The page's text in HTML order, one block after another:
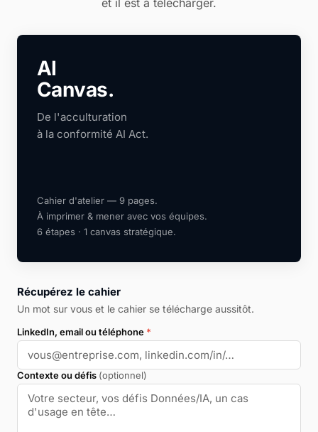
et il est à télécharger.
AI
Canvas.
De l'acculturation
à la conformité AI Act.
Cahier d'atelier — 9 pages.
À imprimer & mener avec vos équipes.
6 étapes · 1 canvas stratégique.
Récupérez le cahier
Un mot sur vous et le cahier se télécharge aussitôt.
LinkedIn, email ou téléphone *
Contexte ou défis (optionnel)